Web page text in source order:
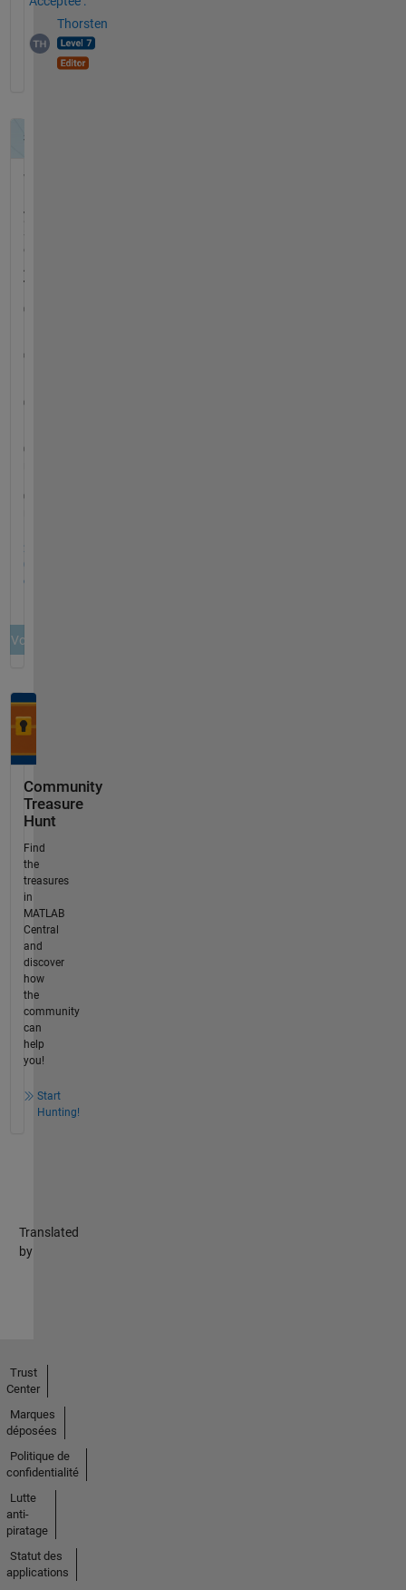
Thorsten
Community
Treasure
Hunt
Find
the
treasures
in
MATLAB
Central
and
discover
how
the
community
can
help
you!
Start
Hunting!
Translated
by
Trust
Center
Marques
déposées
Politique de
confidentialité
Lutte
anti-
piratage
Statut des
applications